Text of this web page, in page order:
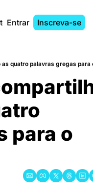
Entrar Inscreva-se
quatro palavras gregas para
para o